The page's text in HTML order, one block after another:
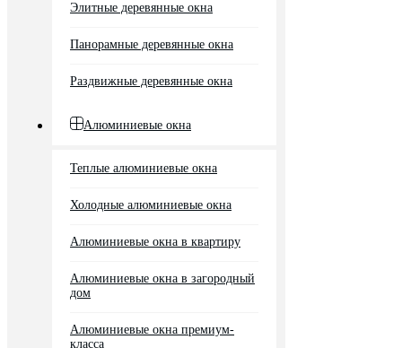
Элитные деревянные окна
Панорамные деревянные окна
Раздвижные деревянные окна
Алюминиевые окна
Теплые алюминиевые окна
Холодные алюминиевые окна
Алюминиевые окна в квартиру
Алюминиевые окна в загородный
дом
Алюминиевые окна премиум-
класса